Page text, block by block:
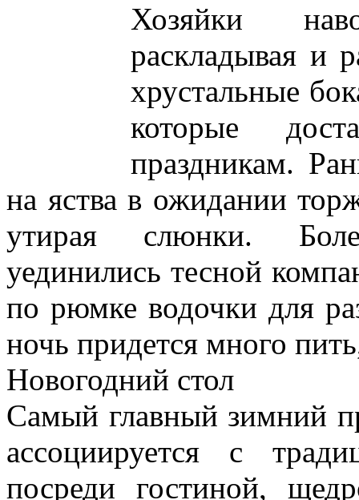
Хозяйки
раскладывая и
хрустальные
которые
праздникам.
на яства в ожидании
утирая слюнки.
уединились тесной
по рюмке водочки для
ночь придется много
Новогодний стол
Самый главный зимний
ассоциируется с
посреди гостиной,